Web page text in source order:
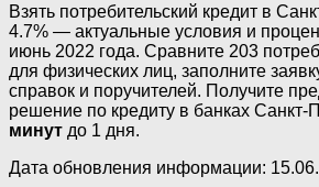
Взять потребительский кредит в
4.7% — актуальные условия и
июнь 2022 года. Сравните 203
для физических лиц, заполните
справок и поручителей. Получите
решение по кредиту в банках Санкт-
минут до 1 дня.
Дата обновления информации: